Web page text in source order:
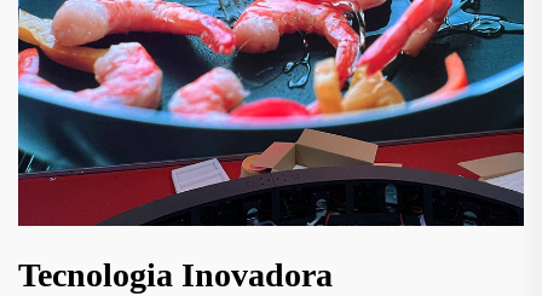
Tecnologia Inovadora